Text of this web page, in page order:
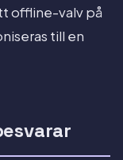
offline-valv på
till en